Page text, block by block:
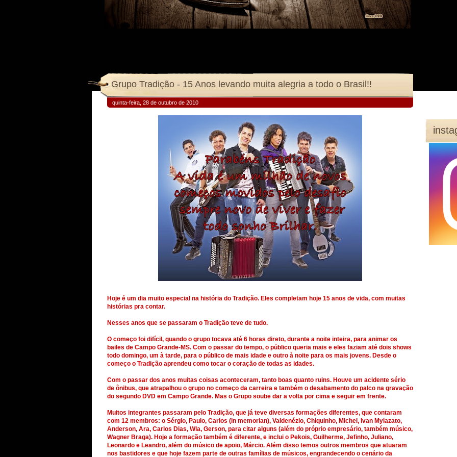
Grupo Tradição - 15 Anos levando muita alegria a todo o Brasil!!
quinta-feira, 28 de outubro de 2010
Hoje é um dia muito especial na história do Tradição. Eles completam hoje 15 anos de vida, com muitas
histórias pra contar.
Nesses anos que se passaram o Tradição teve de tudo.
O começo foi difícil, quando o grupo tocava até 6 horas direto, durante a noite inteira, para animar os
bailes de Campo Grande-MS. Com o passar do tempo, o público queria mais e eles faziam até dois shows
todo domingo, um à tarde, para o público de mais idade e outro à noite para os mais jovens. Desde o
começo o Tradição aprendeu como tocar o coração de todas as idades.
Com o passar dos anos muitas coisas aconteceram, tanto boas quanto ruins. Houve um acidente sério
de ônibus, que atrapalhou o grupo no começo da carreira e também o desabamento do palco na gravação
do segundo DVD em Campo Grande. Mas o Grupo soube dar a volta por cima e seguir em frente.
Muitos integrantes passaram pelo Tradição, que já teve diversas formações diferentes, que contaram
com 12 membros: o Sérgio, Paulo, Carlos (in memorian), Valdenézio, Chiquinho, Michel, Ivan Myiazato,
Anderson, Ara, Carlos Dias, Wla, Gerson, para citar alguns (além do próprio empresário, também músico,
Wagner Braga). Hoje a formação também é diferente, e inclui o Pekois, Guilherme, Jefinho, Juliano,
Leonardo e Leandro, além do músico de apoio, Márcio. Além disso temos outros membros que atuaram
nos bastidores e que hoje fazem parte de outras famílias de músicos, engrandecendo o cenário da